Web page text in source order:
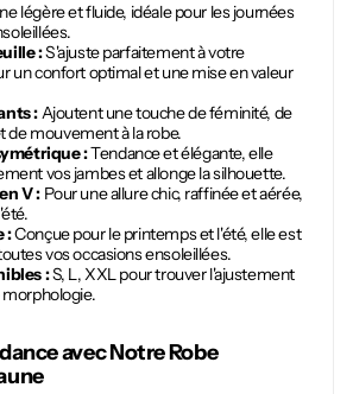
légère et fluide, idéale pour les journées
:S'ajuste parfaitement à votre
un confort optimal et une mise en valeur
:Ajoutent une touche de féminité, de
de mouvement à la robe.
:Tendance et élégante, elle
vos jambes et allonge la silhouette.
V :Pour une allure chic, raffinée et aérée,
:Conçue pour le printemps et l'été, elle est
vos occasions ensoleillées.
:S, L, XXL pour trouver l'ajustement
morphologie.
avec NotreRobe